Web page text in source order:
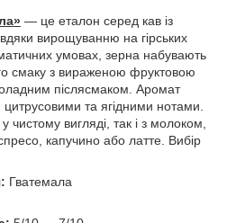
— це еталон серед кав із
вирощуванню на гірських
умовах, зерна набувають
смаку з вираженою фруктовою
післясмаком. Аромат
цитрусовими та ягідними нотами.
чистому вигляді, так і з молоком,
капучино або латте. Вибір
Гватемала